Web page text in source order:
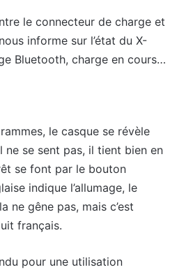
le connecteur de charge et
informe sur l’état du X-
Bluetooth, charge en cours…
le casque se révèle
se sent pas, il tient bien en
se font par le bouton
indique l’allumage, le
ne gêne pas, mais c’est
français.
pour une utilisation